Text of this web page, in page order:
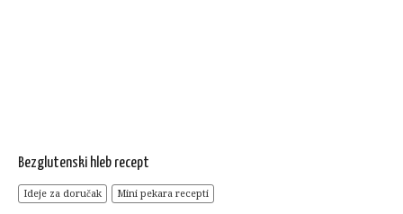
Bezglutenski hleb recept
Ideje za doručak Mini pekara recepti